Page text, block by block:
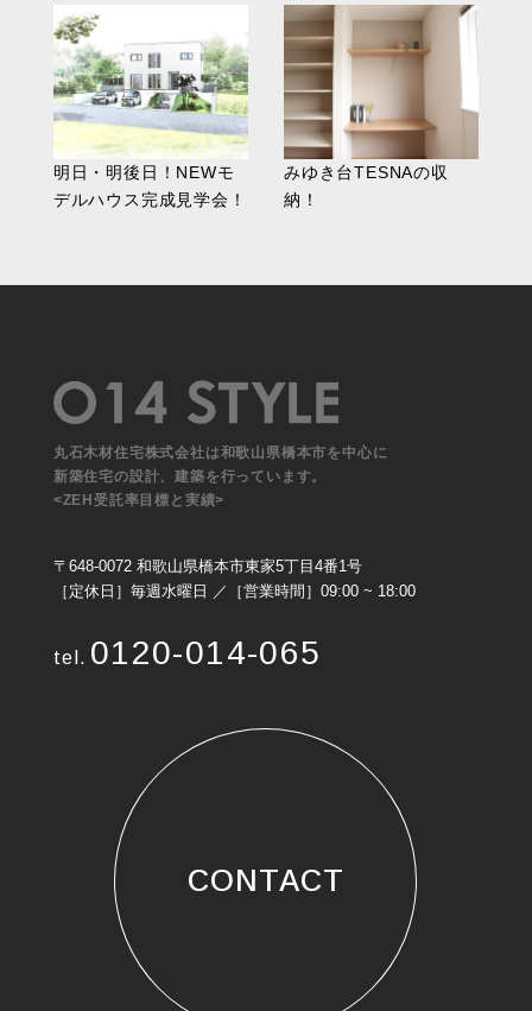
明日・明後日！NEWモ
デルハウス完成見学会！
みゆき台TESNAの収
納！
丸石木材住宅株式会社は和歌山県橋本市を中心に
新築住宅の設計、建築を行っています。
<ZEH受託率目標と実績>
〒648-0072 和歌山県橋本市東家5丁目4番1号
［定休日］毎週水曜日 ／［営業時間］09:00 ~ 18:00
tel.0120-014-065
CONTACT